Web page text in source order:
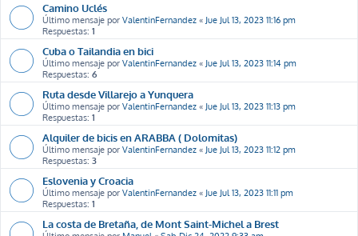
Camino Uclés
Último mensaje por ValentinFernandez « Jue Jul 13, 2023 11:16 pm
Respuestas: 1
Cuba o Tailandia en bici
Último mensaje por ValentinFernandez « Jue Jul 13, 2023 11:14 pm
Respuestas: 6
Ruta desde Villarejo a Yunquera
Último mensaje por ValentinFernandez « Jue Jul 13, 2023 11:13 pm
Respuestas: 1
Alquiler de bicis en ARABBA ( Dolomitas)
Último mensaje por ValentinFernandez « Jue Jul 13, 2023 11:12 pm
Respuestas: 3
Eslovenia y Croacia
Último mensaje por ValentinFernandez « Jue Jul 13, 2023 11:11 pm
Respuestas: 1
La costa de Bretaña, de Mont Saint-Michel a Brest